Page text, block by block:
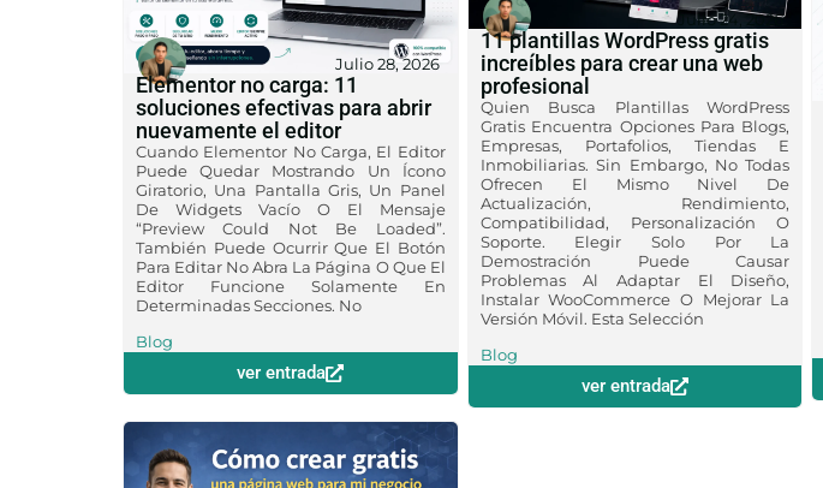
Julio 28, 2026
Elementor no carga: 11
soluciones efectivas para abrir
nuevamente el editor
Cuando Elementor No Carga, El Editor
Puede Quedar Mostrando Un Ícono
Giratorio, Una Pantalla Gris, Un Panel
De Widgets Vacío O El Mensaje
“Preview Could Not Be Loaded”.
También Puede Ocurrir Que El Botón
Para Editar No Abra La Página O Que El
Editor Funcione Solamente En
Determinadas Secciones. No
Blog
ver entrada
Julio 24, 2026
11 plantillas WordPress gratis
increíbles para crear una web
profesional
Quien Busca Plantillas WordPress
Gratis Encuentra Opciones Para Blogs,
Empresas, Portafolios, Tiendas E
Inmobiliarias. Sin Embargo, No Todas
Ofrecen El Mismo Nivel De
Actualización, Rendimiento,
Compatibilidad, Personalización O
Soporte. Elegir Solo Por La
Demostración Puede Causar
Problemas Al Adaptar El Diseño,
Instalar WooCommerce O Mejorar La
Versión Móvil. Esta Selección
Blog
ver entrada